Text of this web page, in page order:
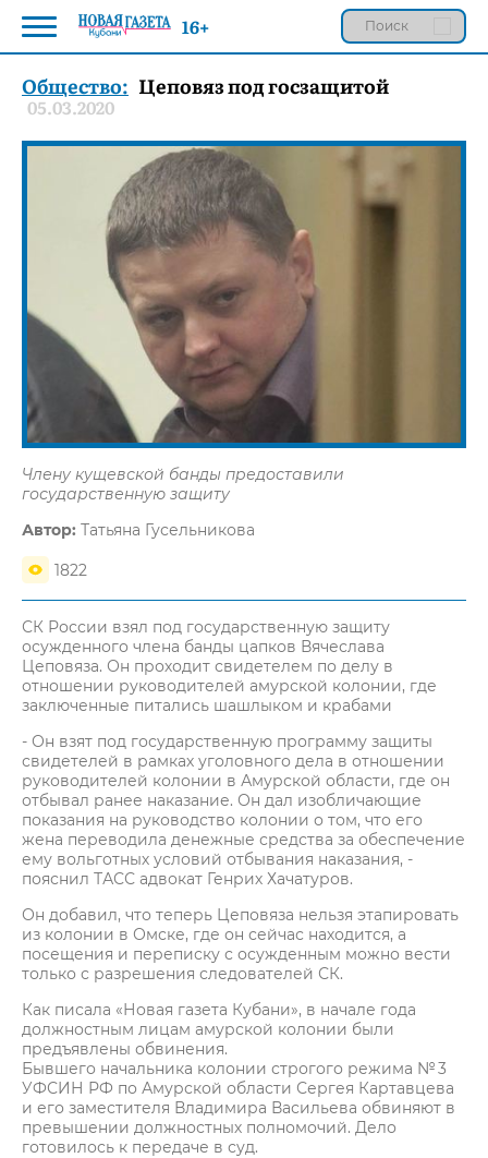
Общество: Цеповяз под госзащитой
05.03.2020
Члену кущевской банды предоставили
государственную защиту
Автор: Татьяна Гусельникова
1822
СК России взял под государственную защиту
осужденного члена банды цапков Вячеслава
Цеповяза. Он проходит свидетелем по делу в
отношении руководителей амурской колонии, где
заключенные питались шашлыком и крабами
- Он взят под государственную программу защиты
свидетелей в рамках уголовного дела в отношении
руководителей колонии в Амурской области, где он
отбывал ранее наказание. Он дал изобличающие
показания на руководство колонии о том, что его
жена переводила денежные средства за обеспечение
ему вольготных условий отбывания наказания, -
пояснил ТАСС адвокат Генрих Хачатуров.
Он добавил, что теперь Цеповяза нельзя этапировать
из колонии в Омске, где он сейчас находится, а
посещения и переписку с осужденным можно вести
только с разрешения следователей СК.
Как писала «Новая газета Кубани», в начале года
должностным лицам амурской колонии были
предъявлены обвинения.
Бывшего начальника колонии строгого режима № 3
УФСИН РФ по Амурской области Сергея Картавцева
и его заместителя Владимира Васильева обвиняют в
превышении должностных полномочий. Дело
готовилось к передаче в суд.
16+